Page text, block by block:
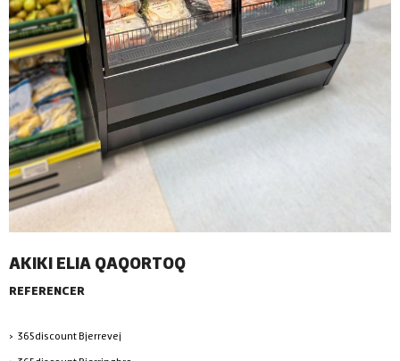
AKIKI ELIA QAQORTOQ
REFERENCER
365discount Bjerrevej